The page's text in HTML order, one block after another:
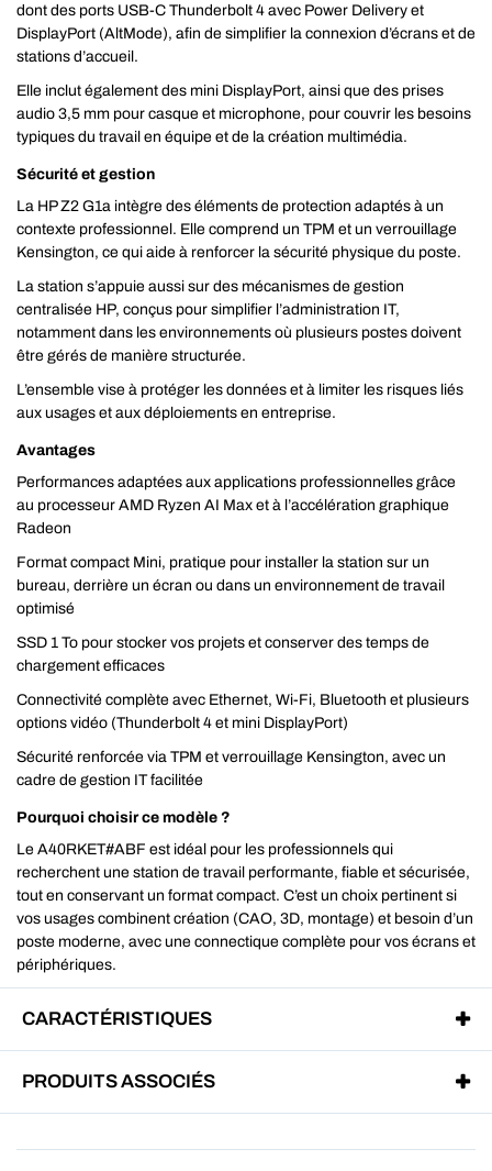
dont des ports USB-C Thunderbolt 4 avec Power Delivery et
DisplayPort (AltMode), afin de simplifier la connexion d’écrans et de
stations d’accueil.
Elle inclut également des mini DisplayPort, ainsi que des prises
audio 3,5 mm pour casque et microphone, pour couvrir les besoins
typiques du travail en équipe et de la création multimédia.
Sécurité et gestion
La HP Z2 G1a intègre des éléments de protection adaptés à un
contexte professionnel. Elle comprend un TPM et un verrouillage
Kensington, ce qui aide à renforcer la sécurité physique du poste.
La station s’appuie aussi sur des mécanismes de gestion
centralisée HP, conçus pour simplifier l’administration IT,
notamment dans les environnements où plusieurs postes doivent
être gérés de manière structurée.
L’ensemble vise à protéger les données et à limiter les risques liés
aux usages et aux déploiements en entreprise.
Avantages
Performances adaptées aux applications professionnelles grâce
au processeur AMD Ryzen AI Max et à l’accélération graphique
Radeon
Format compact Mini, pratique pour installer la station sur un
bureau, derrière un écran ou dans un environnement de travail
optimisé
SSD 1 To pour stocker vos projets et conserver des temps de
chargement efficaces
Connectivité complète avec Ethernet, Wi-Fi, Bluetooth et plusieurs
options vidéo (Thunderbolt 4 et mini DisplayPort)
Sécurité renforcée via TPM et verrouillage Kensington, avec un
cadre de gestion IT facilitée
Pourquoi choisir ce modèle ?
Le A40RKET#ABF est idéal pour les professionnels qui
recherchent une station de travail performante, fiable et sécurisée,
tout en conservant un format compact. C’est un choix pertinent si
vos usages combinent création (CAO, 3D, montage) et besoin d’un
poste moderne, avec une connectique complète pour vos écrans et
périphériques.
CARACTÉRISTIQUES
PRODUITS ASSOCIÉS